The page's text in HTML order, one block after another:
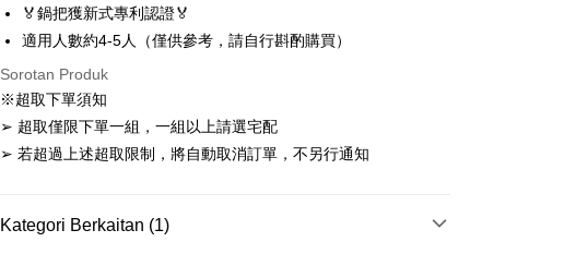
pengguna Taiwan Mobile tanpa memerlukan permohonan tambahan.
Jika anda memilih OP Pay Later sebagai kaedah pembayaran, sistem
akan mengarahkan anda secara automatik ke proses transaksi OP Pay
Later selepas pesanan dibuat. Anda perlu mengesahkan nombor telefon
mudah alih anda, memilih bilangan ansuran, dan menetapkan tarikh
akhir pembayaran. Transaksi akan dianggap selesai setelah
pembayaran disahkan.
pada halaman pengesahan transaksi seterusnya.
Pilihan Penghantaran
付款後全家取貨，滿3000免運
NT$99/pesanan | Penghantaran percuma untuk pesanan
NT$3,000 atau lebih
NT$3,000 atau lebih
🏅鍋把獲新式專利認證🏅
適用人數約4-5人（僅供參考，請自行斟酌購買）
Sorotan Produk
※超取下單須知
➢ 超取僅限下單一組，一組以上請選宅配
➢ 若超過上述超取限制，將自動取消訂單，不另行通知
Kategori Berkaitan (1)